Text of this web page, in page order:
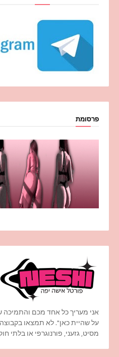
פרסומת
אני מעריך כל אחד מכם
על שהיית כאן". לא תמצאו
מסיט, גזעני, פורנוגרפי או בלתי